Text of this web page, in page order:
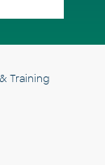
Training